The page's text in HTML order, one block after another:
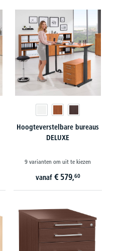
Hoogteverstelbare bureaus
DELUXE
9 varianten om uit te kiezen
vanaf € 579,60